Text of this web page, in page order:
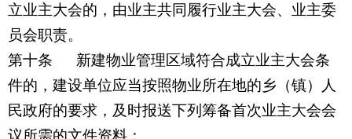
立业主大会的，由业主共同履行业主大会、业主委
员会职责。
第十条
新建物业管理区域符合成立业主大会条
件的，建设单位应当按照物业所在地的乡（镇）人
民政府的要求，及时报送下列筹备首次业主大会会
议所需的文件资料：